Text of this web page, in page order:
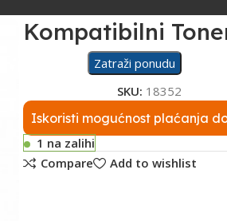
Kompatibilni
Zatraži ponudu
SKU: 18352
Iskoristi mogućnost plaćanja
1 na zalihi
Compare
Add to wishlist